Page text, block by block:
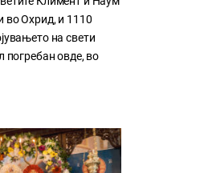
во Охрид, и 1110
на свети
погребан овде, во